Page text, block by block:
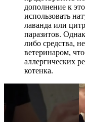
дополнение к
использовать
лаванда или
паразитов.
либо средства,
ветеринаром,
аллергических
котенка.